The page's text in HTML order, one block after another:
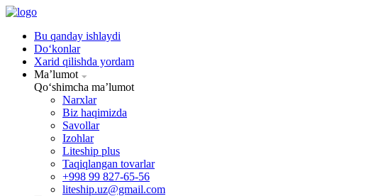
Bu qanday ishlaydi
Doʻkonlar
Xarid qilishda yordam
Maʼlumot
Qoʻshimcha maʼlumot
Narxlar
Biz haqimizda
Savollar
Izohlar
Liteship plus
Taqiqlangan tovarlar
+998 99 827-65-56
liteship.uz@gmail.com